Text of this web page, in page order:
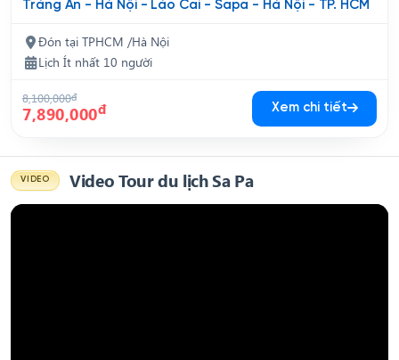
Tràng An - Hà Nội - Lào Cai - Sapa - Hà Nội - TP. HCM
Đón tại TPHCM /Hà Nội
Lịch Ít nhất 10 người
8,100,000đ
7,890,000đ Xem chi tiết
VIDEO Video Tour du lịch Sa Pa